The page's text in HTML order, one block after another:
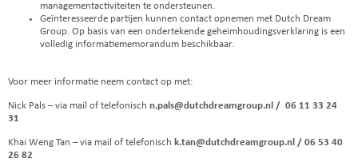
managementactiviteiten te ondersteunen.
Geïnteresseerde partijen kunnen contact opnemen met Dutch Dream
Group. Op basis van een ondertekende geheimhoudingsverklaring is een
volledig informatiememorandum beschikbaar.
Voor meer informatie neem contact op met:
Nick Pals – via mail of telefonisch n.pals@dutchdreamgroup.nl / 06 11 33 24
31
Khai Weng Tan – via mail of telefonisch k.tan@dutchdreamgroup.nl / 06 53 40
26 82